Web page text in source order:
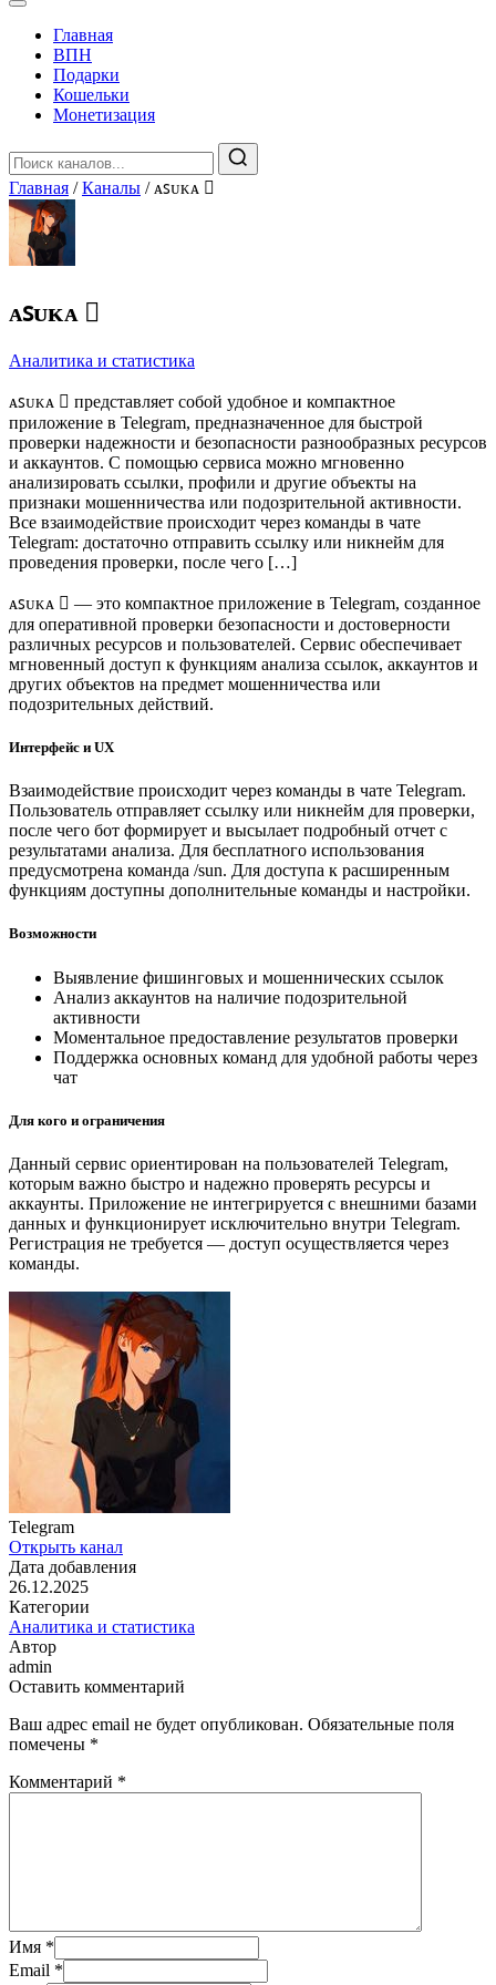
Главная
️ВПН
Подарки
Кошельки
Монетизация
Главная / Каналы / ᴀꜱᴜᴋᴀ 
ᴀꜱᴜᴋᴀ 
Аналитика и статистика
ᴀꜱᴜᴋᴀ  представляет собой удобное и компактное
приложение в Telegram, предназначенное для быстрой
проверки надежности и безопасности разнообразных ресурсов
и аккаунтов. С помощью сервиса можно мгновенно
анализировать ссылки, профили и другие объекты на
признаки мошенничества или подозрительной активности.
Все взаимодействие происходит через команды в чате
Telegram: достаточно отправить ссылку или никнейм для
проведения проверки, после чего […]
ᴀꜱᴜᴋᴀ  — это компактное приложение в Telegram, созданное
для оперативной проверки безопасности и достоверности
различных ресурсов и пользователей. Сервис обеспечивает
мгновенный доступ к функциям анализа ссылок, аккаунтов и
других объектов на предмет мошенничества или
подозрительных действий.
Интерфейс и UX
Взаимодействие происходит через команды в чате Telegram.
Пользователь отправляет ссылку или никнейм для проверки,
после чего бот формирует и высылает подробный отчет с
результатами анализа. Для бесплатного использования
предусмотрена команда /sun. Для доступа к расширенным
функциям доступны дополнительные команды и настройки.
Возможности
Выявление фишинговых и мошеннических ссылок
Анализ аккаунтов на наличие подозрительной
активности
Моментальное предоставление результатов проверки
Поддержка основных команд для удобной работы через
чат
Для кого и ограничения
Данный сервис ориентирован на пользователей Telegram,
которым важно быстро и надежно проверять ресурсы и
аккаунты. Приложение не интегрируется с внешними базами
данных и функционирует исключительно внутри Telegram.
Регистрация не требуется — доступ осуществляется через
команды.
Telegram
Открыть канал
Дата добавления
26.12.2025
Категории
Аналитика и статистика
Автор
admin
Оставить комментарий
Ваш адрес email не будет опубликован. Обязательные поля
помечены *
Комментарий *
Имя *
Email *